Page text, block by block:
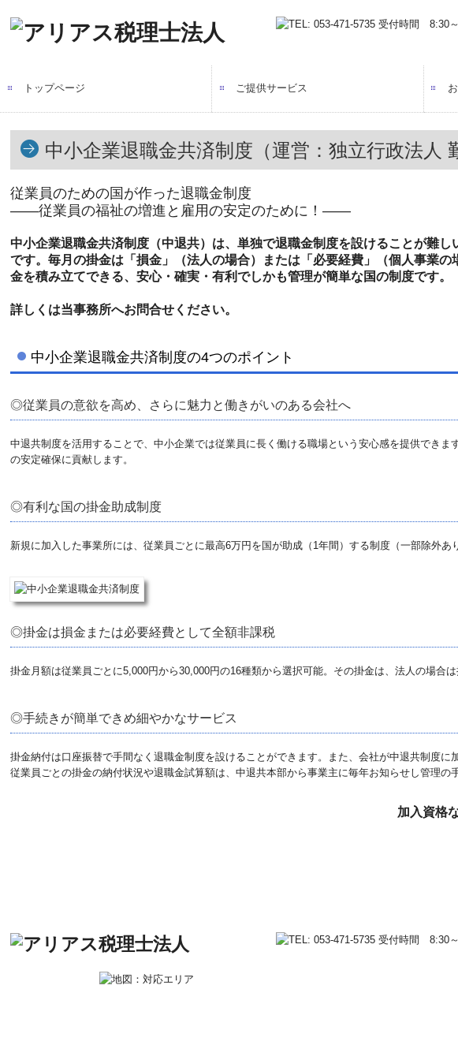
トップページ ご提供サービス
税務・会計サポート
経営サポート
相続サポート
中小企業退職金共済制度（運営：独立行政法人
従業員のための国が作った退職金制度
――従業員の福祉の増進と雇用の安定のために！――
中小企業退職金共済制度（中退共）は、単独で退職金制度を設けることが難
です。毎月の掛金は「損金」（法人の場合）または「必要経費」（個人事業
金を積み立てできる、安心・確実・有利でしかも管理が簡単な国の制度です。
詳しくは当事務所へお問合せください。
中小企業退職金共済制度の4つのポイント
◎従業員の意欲を高め、さらに魅力と働きがいのある会社へ
中退共制度を活用することで、中小企業では従業員に長く働ける職場という安心感を提供でき
の安定確保に貢献します。
◎有利な国の掛金助成制度
新規に加入した事業所には、従業員ごとに最高6万円を国が助成（1年間）する制度（一部除外
◎掛金は損金または必要経費として全額非課税
掛金月額は従業員ごとに5,000円から30,000円の16種類から選択可能。その掛金は、法人の場合
◎手続きが簡単できめ細やかなサービス
掛金納付は口座振替で手間なく退職金制度を設けることができます。また、会社が中退共制度
従業員ごとの掛金の納付状況や退職金試算額は、中退共本部から事業主に毎年お知らせし管理の
加入資格